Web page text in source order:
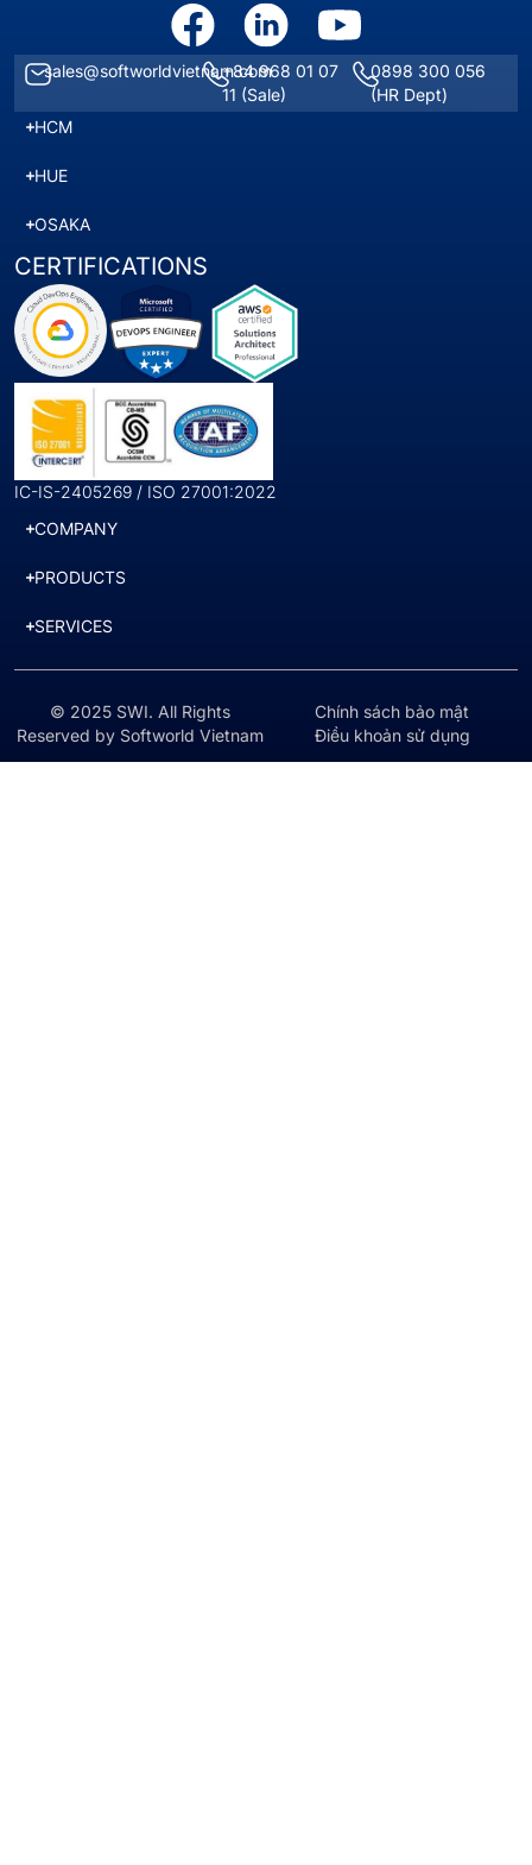
sales@softworldvietnam.com+84 968 01 07
11 (Sale)
0898 300 056
(HR Dept)
HCM
HUE
OSAKA
CERTIFICATIONS
IC-IS-2405269 / ISO 27001:2022
COMPANY
PRODUCTS
SERVICES
© 2025 SWI. All Rights
Reserved by Softworld Vietnam
Chính sách bảo mật
Điều khoản sử dụng